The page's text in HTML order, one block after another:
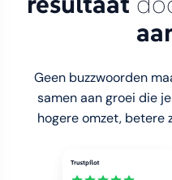
Geen buzzwoorden
samen aan groei die
hogere omzet, betere
Trustpilot